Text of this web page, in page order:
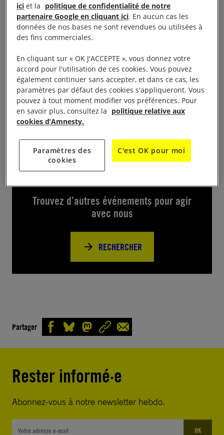
de 17h-21h30, place Isabelle d’Orléans, à Eu
festival de Rock Murmure du son : stand et
animations Pour en savoir plus ;
https://www.murmureduson.org/
Près de chez vous
Trouvez d’autres événements pour agir
avec nous
RECHERCHER
Partager
Rester informé·e
Abonnez-vous à notre newsletter hebdo.
OK
ici et la politique de confidentialité de notre
partenaire Google en cliquant ici. En aucun cas les
données de nos bases ne sont revendues ou utilisées à
des fins commerciales.
En cliquant sur « OK J'ACCEPTE », vous donnez votre
accord pour l'utilisation de ces cookies. Vous pouvez
également continuer sans accepter, et dans ce cas, les
paramètres par défaut des cookies s'appliqueront. Vous
pouvez à tout moment modifier vos préférences. Pour
en savoir plus, consultez la politique relative aux
cookies d’Amnesty.
Paramètres des
cookies
C'est OK pour moi